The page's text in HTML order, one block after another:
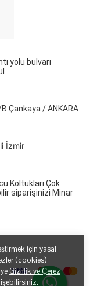
için yasal
(cookies)
Gizlilik ve Çerez
yolu bulvarı
Çankaya / ANKARA
İzmir
Koltukları Çok
siparişinizi Minar